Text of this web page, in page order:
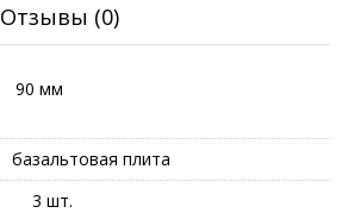
Отзывы (0)
90 мм
базальтовая плита
3 шт.